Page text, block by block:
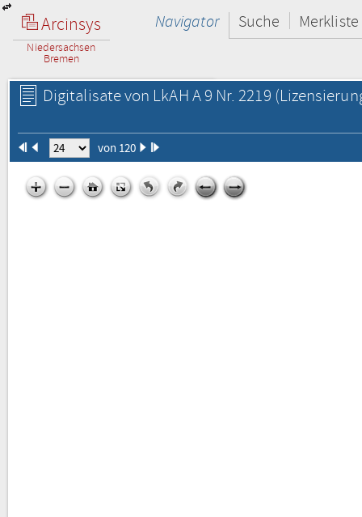
Arcinsys
Niedersachsen
Bremen
Navigator Suche Merkliste
Digitalisate von LkAH A 9 Nr. 2219
von 120